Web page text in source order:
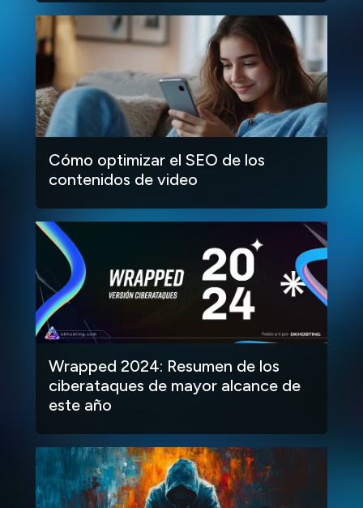
Cómo optimizar el SEO de los
contenidos de video
Wrapped 2024: Resumen de los
ciberataques de mayor alcance de
este año